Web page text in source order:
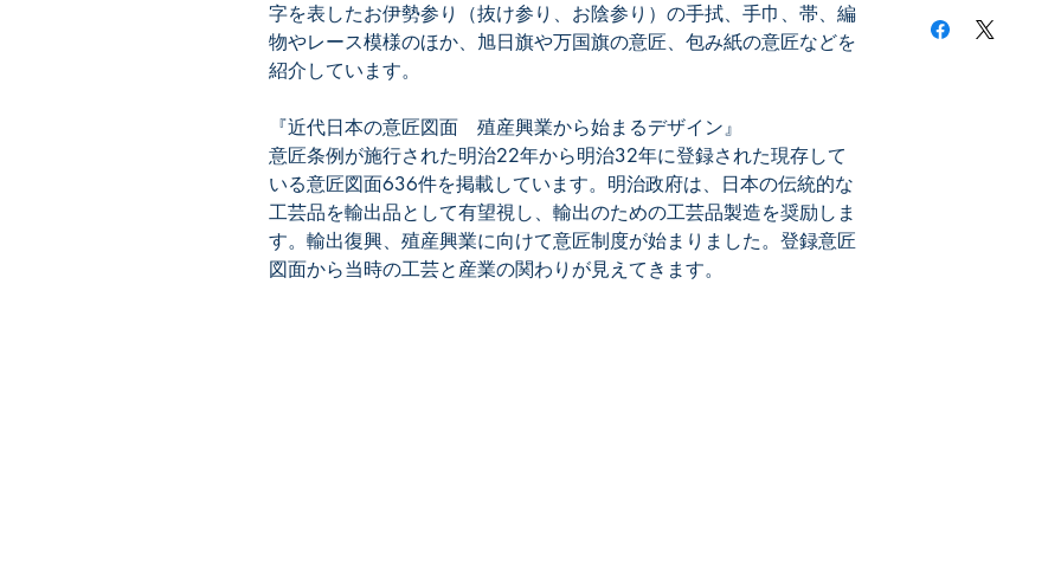
字を表したお伊勢参り（抜け参り、お陰参り）の手拭、手巾、帯、編
物やレース模様のほか、旭日旗や万国旗の意匠、包み紙の意匠などを
紹介しています。
『近代日本の意匠図面 殖産興業から始まるデザイン』
意匠条例が施行された明治22年から明治32年に登録された現存して
いる意匠図面636件を掲載しています。明治政府は、日本の伝統的な
工芸品を輸出品として有望視し、輸出のための工芸品製造を奨励しま
す。輸出復興、殖産興業に向けて意匠制度が始まりました。登録意匠
図面から当時の工芸と産業の関わりが見えてきます。
※書籍版ご希望の場